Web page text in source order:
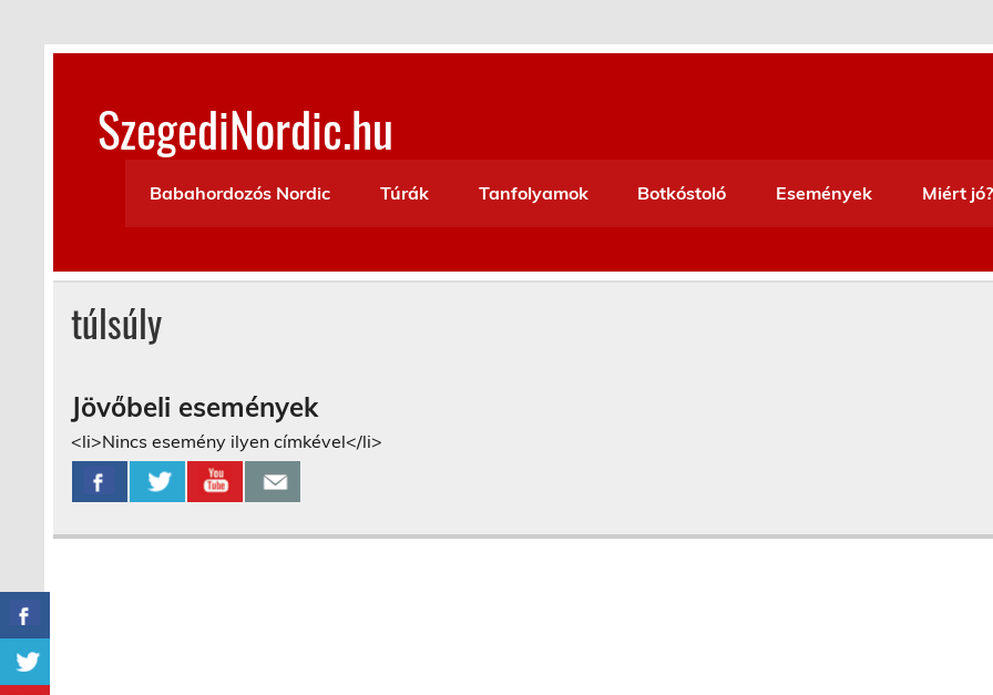
content
SzegediNordic.hu
Babahordozós Nordic
Túrák Tanfolyamok Botkóstoló Események Miért jó?
túlsúly
Jövőbeli események
<li>Nincs esemény ilyen címkével</li>